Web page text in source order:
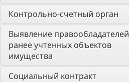
Контрольно-счетный орган
Выявление правообладателей
ранее учтенных объектов
имущества
Социальный контракт